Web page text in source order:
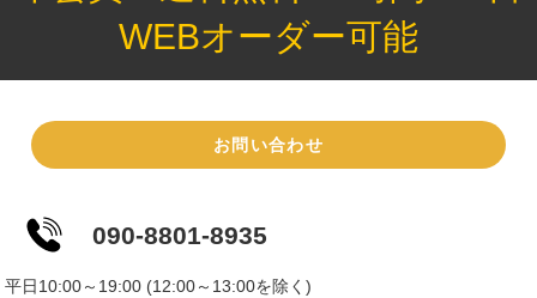
場合には、会員資格は、何らの通知もすることなく直ちに喪失
するものとします。
第2条（会員規約の変更）
できるものとします。
3.当該本規約変更後、会員が当サイトを利用したことをもっ
て、当該会員は当該本規約の変更を承認したものとします。
WEBオーダー可能
お問い合わせ
090-8801-8935
平日10:00～19:00 (12:00～13:00を除く)